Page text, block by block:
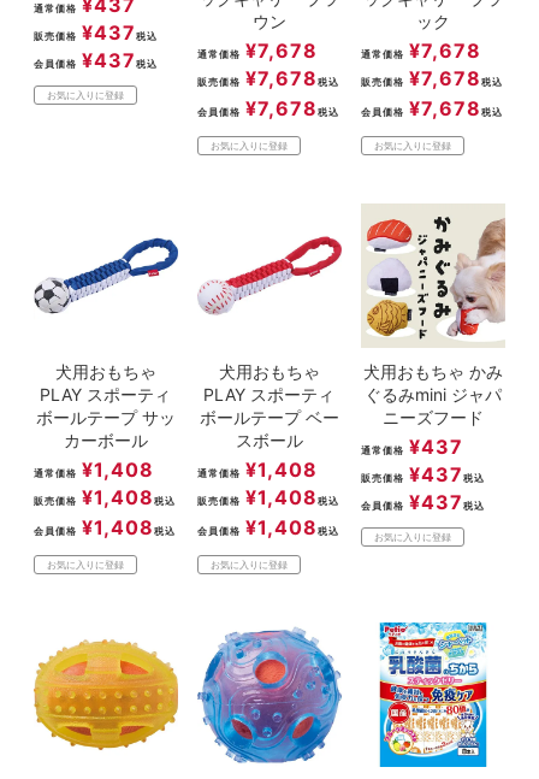
通常価格
販売価格 ¥437 税込
会員価格 ¥437 税込
お気に入りに登録
ウン
通常価格 ¥7,678
販売価格 ¥7,678 税込
会員価格 ¥7,678 税込
お気に入りに登録
ック
通常価格 ¥7,678
販売価格 ¥7,678 税込
会員価格 ¥7,678 税込
お気に入りに登録
犬用おもちゃ
PLAY スポーティ
ボールテープ サッ
カーボール
通常価格 ¥1,408
販売価格 ¥1,408 税込
会員価格 ¥1,408 税込
お気に入りに登録
犬用おもちゃ
PLAY スポーティ
ボールテープ ベー
スボール
通常価格 ¥1,408
販売価格 ¥1,408 税込
会員価格 ¥1,408 税込
お気に入りに登録
犬用おもちゃ かみ
ぐるみmini ジャパ
ニーズフード
通常価格 ¥437
販売価格 ¥437 税込
会員価格 ¥437 税込
お気に入りに登録